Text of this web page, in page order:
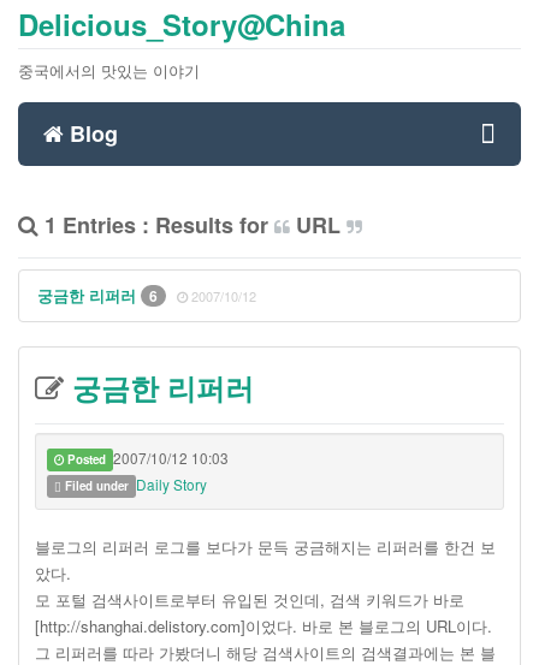
Delicious_Story@China
중국에서의 맛있는 이야기
Blog
1 Entries : Results for URL
궁금한 리퍼러 6 2007/10/12
궁금한 리퍼러
Posted 2007/10/12 10:03
Filed under Daily Story
블로그의 리퍼러 로그를 보다가 문득 궁금해지는 리퍼러를 한건 보
았다.
모 포털 검색사이트로부터 유입된 것인데, 검색 키워드가 바로
[http://shanghai.delistory.com]이었다. 바로 본 블로그의 URL이다.
그 리퍼러를 따라 가봤더니 해당 검색사이트의 검색결과에는 본 블